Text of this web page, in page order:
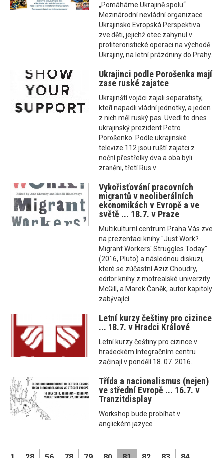
„Pomáháme Ukrajině spolu“
Mezinárodní nevládní organizace
Ukrajinsko Evropská Perspektiva
zve děti, jejichž otec zahynul v
protiteroristické operaci na východě
Ukrajiny, na letní prázdniny do Prahy.
Ukrajinci podle Porošenka mají
zase ruské zajatce
Ukrajinští vojáci zajali separatisty,
kteří napadli vládní jednotky, a jeden
z nich měl ruský pas. Uvedl to dnes
ukrajinský prezident Petro
Porošenko. Podle ukrajinské
televize 112 jsou ruští zajatci z
noční přestřelky dva a oba byli
zraněni, třetí Rus v
Vykořisťování pracovních
migrantů v neoliberálních
ekonomikách v Evropě a ve
světě ... 18.7. v Praze
Multikulturní centrum Praha Vás zve
na prezentaci knihy "Just Work?
Migrant Workers' Struggles Today"
(2016, Pluto) a následnou diskuzi,
které se zúčastní Aziz Choudry,
editor knihy z motrealské univerzity
McGill, a Marek Čaněk, autor kapitoly
zabývající
Letní kurzy češtiny pro cizince
... 18.7. v Hradci Králové
Letní kurzy češtiny pro cizince v
hradeckém Integračním centru
začínají v pondělí 18. 07. 2016.
Třída a nacionalismus (nejen)
ve střední Evropě ... 16.7. v
Tranzitdisplay
Workshop bude probíhat v
anglickém jazyce